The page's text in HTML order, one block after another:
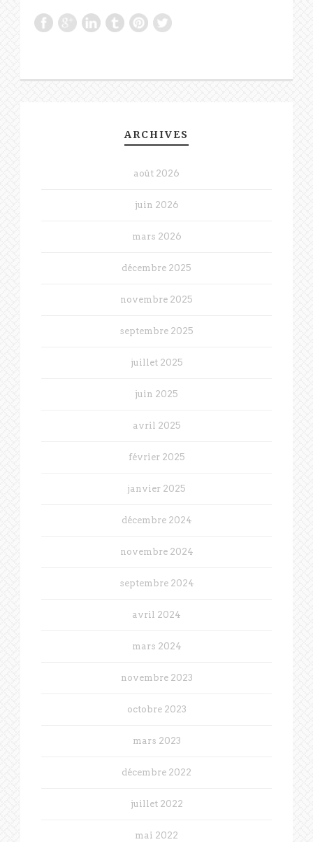
ARCHIVES
août 2026
juin 2026
mars 2026
décembre 2025
novembre 2025
septembre 2025
juillet 2025
juin 2025
avril 2025
février 2025
janvier 2025
décembre 2024
novembre 2024
septembre 2024
avril 2024
mars 2024
novembre 2023
octobre 2023
mars 2023
décembre 2022
juillet 2022
mai 2022